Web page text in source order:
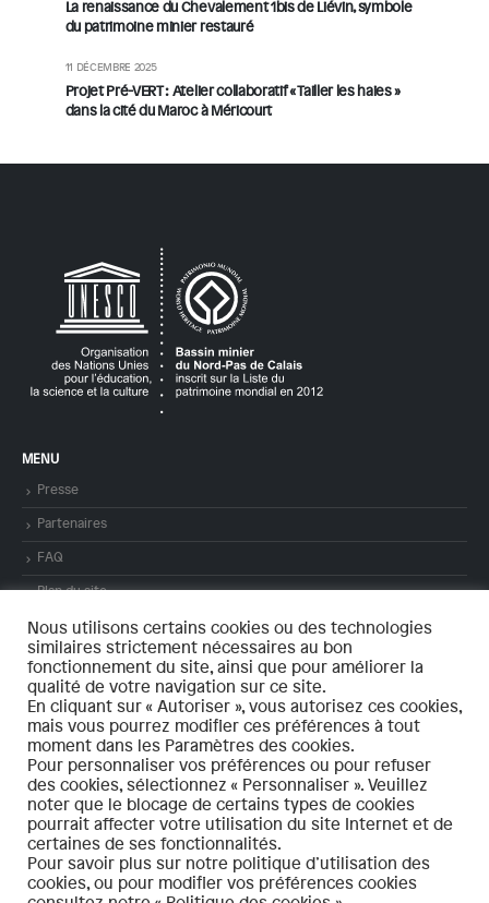
La renaissance du Chevalement 1bis de Liévin, symbole
du patrimoine minier restauré
Projet Pré-VERT : Atelier collaboratif « Tailler les haies »
dans la cité du Maroc à Méricourt
11 DÉCEMBRE 2025
MENU
Presse
Partenaires
FAQ
Plan du site
Mentions légales
Contact
© 2021 – bassinminier-patrimoinemondial.org Tous droits réservés. – Réalisé
parLINÉAL
Politique de confidentialité
Nous utilisons certains cookies ou des technologies
similaires strictement nécessaires au bon
fonctionnement du site, ainsi que pour améliorer la
qualité de votre navigation sur ce site.
En cliquant sur « Autoriser », vous autorisez ces cookies,
mais vous pourrez modifier ces préférences à tout
moment dans les Paramètres des cookies.
Pour personnaliser vos préférences ou pour refuser
des cookies, sélectionnez « Personnaliser ». Veuillez
noter que le blocage de certains types de cookies
pourrait affecter votre utilisation du site Internet et de
certaines de ses fonctionnalités.
Pour savoir plus sur notre politique d’utilisation des
cookies, ou pour modifier vos préférences cookies